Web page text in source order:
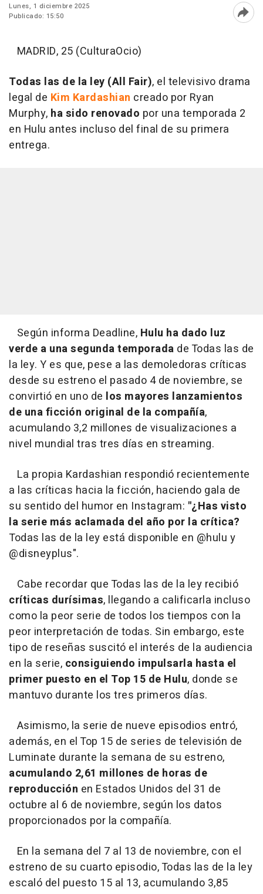
Lunes, 1 diciembre 2025
Publicado: 15:50
MADRID, 25 (CulturaOcio)
Todas las de la ley (All Fair), el televisivo drama
legal de Kim Kardashian creado por Ryan
Murphy, ha sido renovado por una temporada 2
en Hulu antes incluso del final de su primera
entrega.
Según informa Deadline, Hulu ha dado luz
verde a una segunda temporada de Todas las de
la ley. Y es que, pese a las demoledoras críticas
desde su estreno el pasado 4 de noviembre, se
convirtió en uno de los mayores lanzamientos
de una ficción original de la compañía,
acumulando 3,2 millones de visualizaciones a
nivel mundial tras tres días en streaming.
La propia Kardashian respondió recientemente
a las críticas hacia la ficción, haciendo gala de
su sentido del humor en Instagram: "¿Has visto
la serie más aclamada del año por la crítica?
Todas las de la ley está disponible en @hulu y
@disneyplus".
Cabe recordar que Todas las de la ley recibió
críticas durísimas, llegando a calificarla incluso
como la peor serie de todos los tiempos con la
peor interpretación de todas. Sin embargo, este
tipo de reseñas suscitó el interés de la audiencia
en la serie, consiguiendo impulsarla hasta el
primer puesto en el Top 15 de Hulu, donde se
mantuvo durante los tres primeros días.
Asimismo, la serie de nueve episodios entró,
además, en el Top 15 de series de televisión de
Luminate durante la semana de su estreno,
acumulando 2,61 millones de horas de
reproducción en Estados Unidos del 31 de
octubre al 6 de noviembre, según los datos
proporcionados por la compañía.
En la semana del 7 al 13 de noviembre, con el
estreno de su cuarto episodio, Todas las de la ley
escaló del puesto 15 al 13, acumulando 3,85